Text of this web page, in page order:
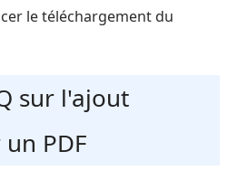
le téléchargement du
sur l'ajout
PDF